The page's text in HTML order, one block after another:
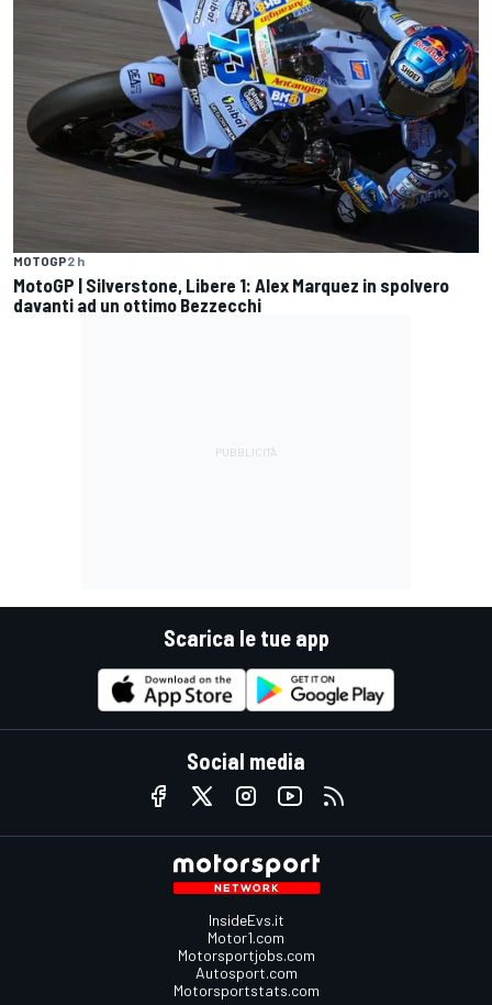
MOTOGP2 h
MotoGP | Silverstone, Libere 1: Alex Marquez in spolvero
davanti ad un ottimo Bezzecchi
Scarica le tue app
Social media
InsideEvs.it
Motor1.com
Motorsportjobs.com
Autosport.com
Motorsportstats.com